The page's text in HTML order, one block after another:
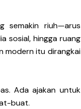
semakin riuh—arus
sosial, hingga ruang
modern itu dirangkai
Ada ajakan untuk
buat.